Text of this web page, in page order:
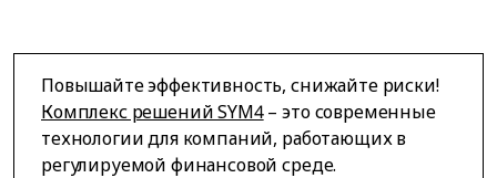
Повышайте эффективность, снижайте риски!
Комплекс решений SYM4– это современные
технологии для компаний, работающих в
регулируемой финансовой среде.